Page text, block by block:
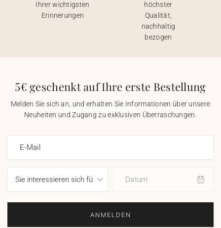
Ihrer wichtigsten
Erinnerungen
höchster
Qualität,
nachhaltig
bezogen
5€ geschenkt auf Ihre erste Bestellung
Melden Sie sich an, und erhalten Sie Informationen über unsere
Neuheiten und Zugang zu exklusiven Überraschungen.
E-Mail
Datum
ANMELDEN